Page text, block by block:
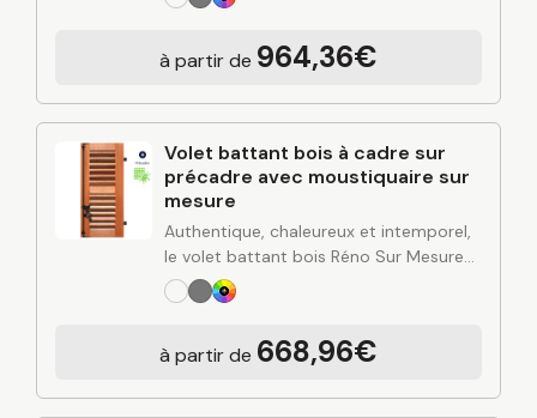
en renforçant l’isolation et la protection
mesure…
à partir de 964,36€
Volet battant bois à cadre sur
précadre avec moustiquaire sur
mesure
Authentique, chaleureux et intemporel,
le volet battant bois Réno Sur Mesure
apporte du cachet à votre façade tout
en renforçant l’isolation et la protection
mesure…
à partir de 668,96€